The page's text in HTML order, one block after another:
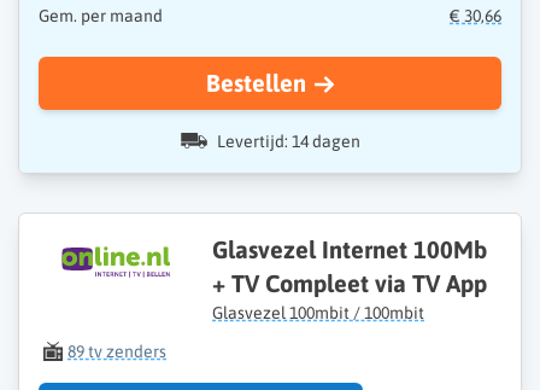
Gem. per maand € 30,66
Bestellen
Levertijd: 14 dagen
Glasvezel Internet 100Mb
+ TV Compleet via TV App
Glasvezel 100mbit / 100mbit
89 tv zenders